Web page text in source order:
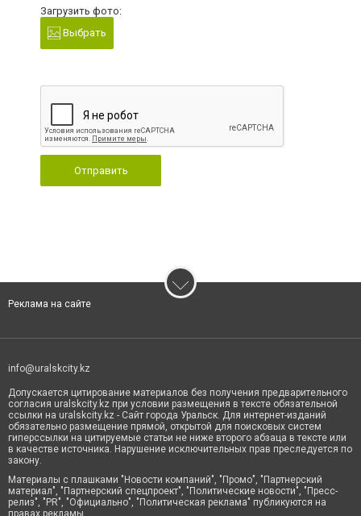
Загрузить фото:
Выбрать
Отправить
Реклама на сайте
info@uralskcity.kz
Допускается цитирование материалов без получения предварительного
согласия uralskcity.kz при условии размещения в тексте обязательной
ссылки на uralskcity.kz - Сайт города Уральск. Для интернет-изданий
обязательно размещение прямой, открытой для поисковых систем
гиперссылки на цитируемые статьи не ниже второго абзаца в тексте или
в качестве источника. Нарушение исключительных прав преследуется по
закону.
Материалы с плашками "Новости компаний", "Промо", "Партнерский
материал", "Партнерский спецпроект", "Политические новости", "Пресс-
релиз", "PR", "Официально", "Политическая реклама" публикуются на
правах рекламы.